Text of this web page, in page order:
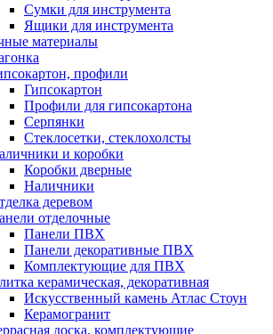
Сумки для инструмента
Ящики для инструмента
материалы
профили
Гипсокартон
Профили для гипсокартона
Серпянки
Стеклосетки, стеклохолсты
и коробки
Коробки дверные
Наличники
деревом
отделочные
Панели ПВХ
Панели декоративные ПВХ
Комплектующие для ПВХ
керамическая, декоративная
Искусственный камень Атлас Стоун
Керамогранит
доска, комплектующие